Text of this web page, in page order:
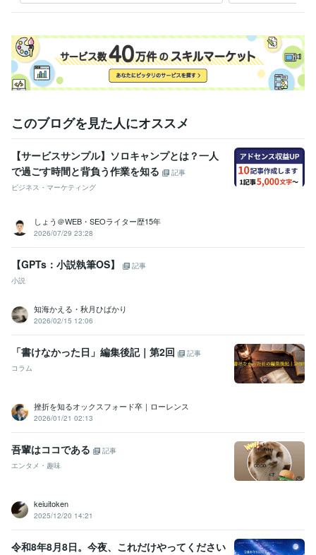
す
このブログを見た人にオススメ
【サービスサンプル】ソロキャンプとは？一人
で過ごす時間と背負う作業を知る
記事
ビジネス・マーケティング
しょう＠WEB・SEOライター歴15年
2026/07/29 23:28
【GPTs：小説執筆OS】
記事
小説
知海かえる・秋月ひばかり
2026/02/15 12:06
「書けなかった日」編集後記｜第2回
記事
コラム
挫折を知るオックスフォード卒｜ローレンス
2026/01/21 02:13
吾輩はココである
記事
エンタメ・趣味
keiuitoken
2025/12/20 14:21
令和8年8月8日。今夜、これだけやってください